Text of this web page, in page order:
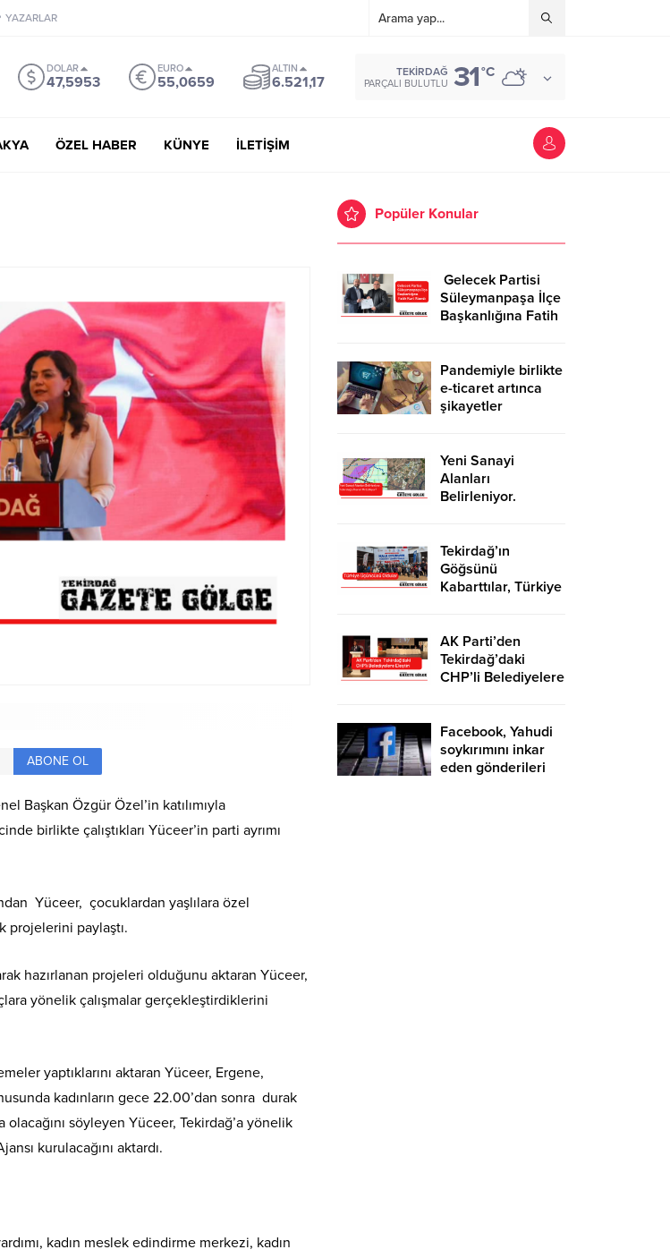
YAZARLAR
DOLAR
47,5953
EURO
55,0659
ALTIN
6.521,17
TEKIRDAĞ
PARÇALI BULUTLU 31°C
ÖZEL HABER KÜNYE İLETİŞİM
ABONE OL
Başkan Özgür Özel’in katılımıyla
birlikte çalıştıkları Yüceer’in parti ayrımı
Yüceer, çocuklardan yaşlılara özel
projelerini paylaştı.
hazırlanan projeleri olduğunu aktaran Yüceer,
yönelik çalışmalar gerçekleştirdiklerini
yaptıklarını aktaran Yüceer, Ergene,
kadınların gece 22.00’dan sonra durak
söyleyen Yüceer, Tekirdağ’a yönelik
kurulacağını aktardı.
kadın meslek edindirme merkezi, kadın
Popüler Konular
Gelecek Partisi
Süleymanpaşa İlçe
Başkanlığına Fatih
Pandemiyle birlikte
e-ticaret artınca
şikayetler
Yeni Sanayi
Alanları
Belirleniyor.
Tekirdağ’ın
Göğsünü
Kabarttılar, Türkiye
AK Parti’den
Tekirdağ’daki
CHP’li Belediyelere
Facebook, Yahudi
soykırımını inkar
eden gönderileri